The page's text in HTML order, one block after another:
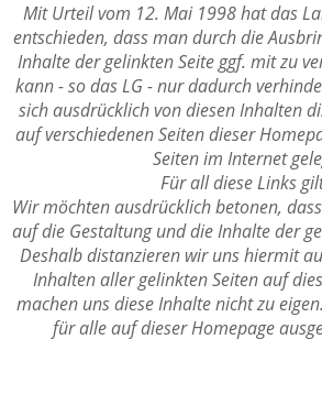
Mit Urteil vom 12. Mai 1998 hat das
entschieden, dass man durch die
Inhalte der gelinkten Seite ggf. mit zu
kann - so das LG - nur dadurch
sich ausdrücklich von diesen Inhalten
auf verschiedenen Seiten dieser
Seiten im Internet
Für all diese Links
Wir möchten ausdrücklich betonen,
auf die Gestaltung und die Inhalte der
Deshalb distanzieren wir uns hiermit
Inhalten aller gelinkten Seiten auf
machen uns diese Inhalte nicht zu
für alle auf dieser Homepage